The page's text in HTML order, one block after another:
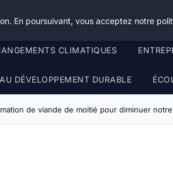
CLIMATIQUES
DÉVELOPPEMENT DURABLE
de viande de moitié pour diminuer
En poursuivant, vous acceptez notre